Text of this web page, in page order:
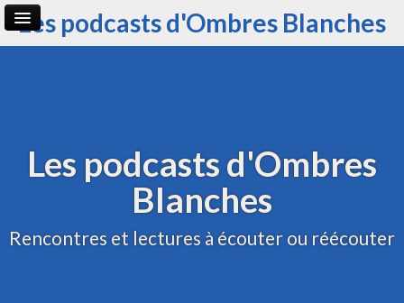
Les podcasts d'Ombres Blanches
Les podcasts d'Ombres
Blanches
Rencontres et lectures à écouter ou réécouter